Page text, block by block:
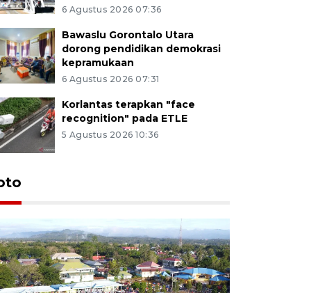
6 Agustus 2026 07:36
Bawaslu Gorontalo Utara
dorong pendidikan demokrasi
kepramukaan
6 Agustus 2026 07:31
Korlantas terapkan "face
recognition" pada ETLE
5 Agustus 2026 10:36